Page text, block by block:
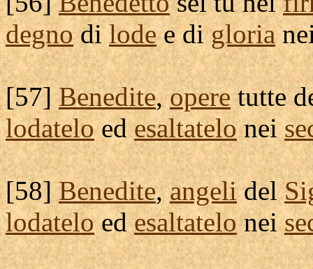
degnodilodee digloria
[57]Benedite,operetutte
lodateloedesaltatelonei
[58]Benedite,angelidel
lodateloedesaltatelonei